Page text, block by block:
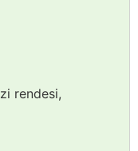
rendesi,